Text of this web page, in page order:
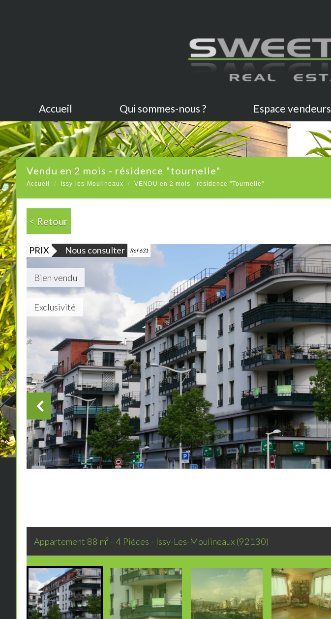
Accueil Qui sommes-nous ? Espace vendeurs
vendu en 2 mois - résidence "tournelle"
Accueil Issy-les-Moulineaux VENDU en 2 mois - résidence "Tournelle"
< Retour
Appartement 88 m² - 4 Pièces - Issy-Les-Moulineaux (92130)
PRIX Nous consulter Ref 631
Bien vendu
Exclusivité